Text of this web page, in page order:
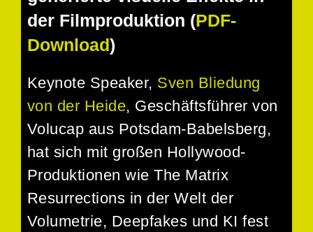
der Filmproduktion (PDF-
Download)
Keynote Speaker, Sven Bliedung
von der Heide, Geschäftsführer von
Volucap aus Potsdam-Babelsberg,
hat sich mit großen Hollywood-
Produktionen wie The Matrix
Resurrections in der Welt der
Volumetrie, Deepfakes und KI fest